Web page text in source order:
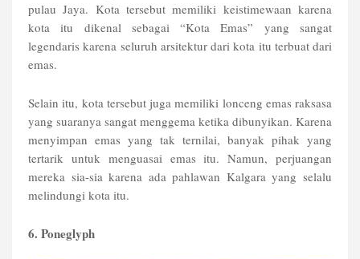
pulau Jaya. Kota tersebut memiliki keistimewaan karena
kota itu dikenal sebagai “Kota Emas” yang sangat
legendaris karena seluruh arsitektur dari kota itu terbuat dari
emas.
Selain itu, kota tersebut juga memiliki lonceng emas raksasa
yang suaranya sangat menggema ketika dibunyikan. Karena
menyimpan emas yang tak ternilai, banyak pihak yang
tertarik untuk menguasai emas itu. Namun, perjuangan
mereka sia-sia karena ada pahlawan Kalgara yang selalu
melindungi kota itu.
6. Poneglyph